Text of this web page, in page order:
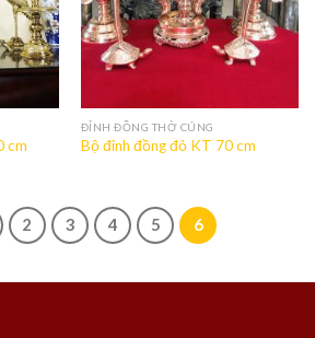
cm
ĐỈNH ĐỒNG THỜ CÚNG
Bộ đỉnh đồng đỏ KT 70 cm
2 3 4 5 6